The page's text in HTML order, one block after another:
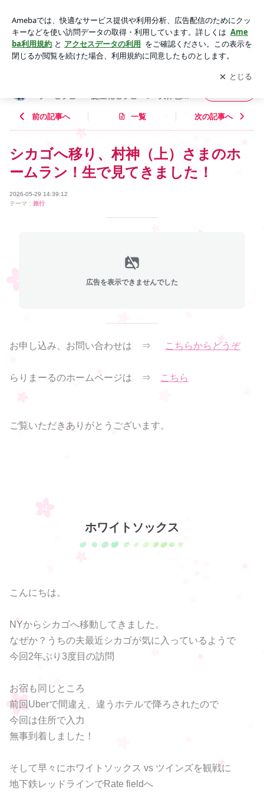
ラーセラピー講座, 数秘術講座, | エンジェリンダイス®カラ
ーセラピー CLカラーセラピー 誕生花セラピー® 天体色
数® 夢色空間 Larimar ☆らりまーる☆
アプリをダウンロードして ブログの更新通知
を受け取りまし
ょう。
開く
ラーセラピー 誕生花セラピー® 天体色数®
前の記事へ 一覧 次の記事へ
シカゴへ移り、村神（上）さまのホ
ームラン！生で見てきました！
2026-05-29 14:39:12
テーマ： 旅行
広告を表示できませんでした
お申し込み、お問い合わせは ⇒ こちらからどうぞ
らりまーるのホームページは ⇒ こちら
ご覧いただきありがとうございます。
ホワイトソックス
こんにちは。
NYからシカゴへ移動してきました。
なぜか？うちの夫最近シカゴが気に入っているようで
今回2年ぶり3度目の訪問
お宿も同じところ
前回Uberで間違え、違うホテルで降ろされたので
今回は住所で入力
無事到着しました！
そして早々にホワイトソックス vs ツインズを観戦に
地下鉄レッドラインでRate fieldへ